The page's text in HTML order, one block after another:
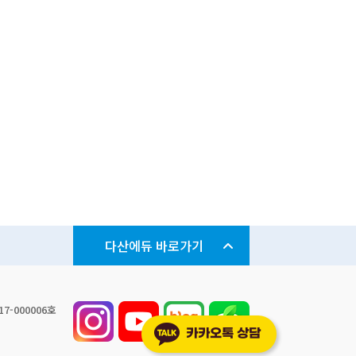
카카오톡 상담
서울지점
다산에듀 바로가기
000006호